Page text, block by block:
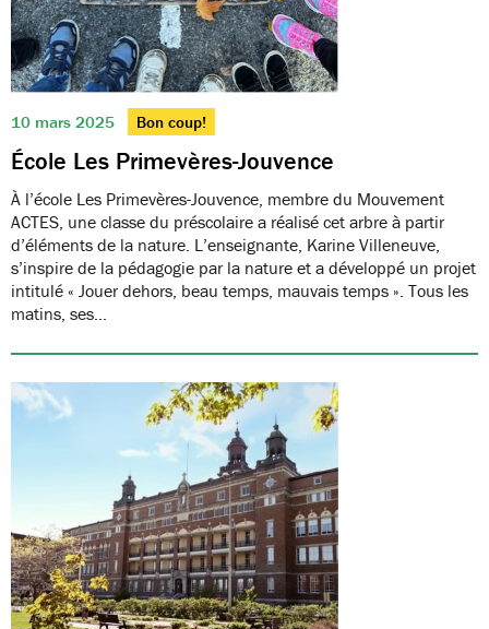
10 mars 2025 Bon coup!
École Les Primevères-Jouvence
À l’école Les Primevères-Jouvence, membre du Mouvement
ACTES, une classe du préscolaire a réalisé cet arbre à partir
d’éléments de la nature. L’enseignante, Karine Villeneuve,
s’inspire de la pédagogie par la nature et a développé un projet
intitulé « Jouer dehors, beau temps, mauvais temps ». Tous les
matins, ses…